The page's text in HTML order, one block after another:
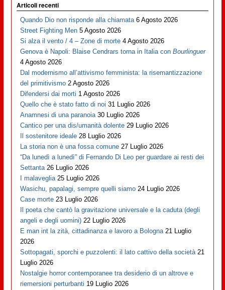
Articoli recenti
Quando Dio non risponde alla chiamata 6 Agosto 2026
Street Fighting Men 5 Agosto 2026
Si alza il vento / 4 – Zone di morte 4 Agosto 2026
Genova è Napoli: Blaise Cendrars torna in Italia conBourlinguer
4 Agosto 2026
Dal modernismo all’attivismo femminista: la risemantizzazione
del primitivismo 2 Agosto 2026
Difendersi dai morti 1 Agosto 2026
Quello che è stato fatto di noi 31 Luglio 2026
Anamnesi di una paranoia 30 Luglio 2026
Cantico per una dis/umanità dolente 29 Luglio 2026
Il sostenitore ideale 28 Luglio 2026
La storia non è una fossa comune 27 Luglio 2026
“Da lunedì a lunedì” di Fernando Di Leo per guardare ai resti dei
Settanta 26 Luglio 2026
I malaveglia 25 Luglio 2026
Wasichu, papalagi, sempre quelli siamo 24 Luglio 2026
Case morte 23 Luglio 2026
Il poeta che cantò la gravitazione universale e la caduta (degli
angeli e degli uomini) 22 Luglio 2026
E man int la zità, cittadinanza e lavoro a Bologna 21 Luglio
2026
Sottopagati, sporchi e puzzolenti: il lato cattivo della società 21
Luglio 2026
Nostalgie horror contemporanee tra desiderio di un altrove e
riemersioni perturbanti 19 Luglio 2026